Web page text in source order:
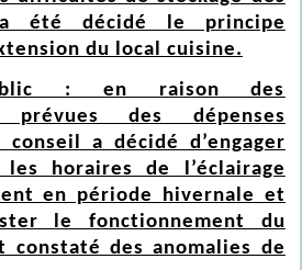
été décidé le principe
du local cuisine.
: en raison des
prévues des dépenses
a décidé d’engager
horaires de l’éclairage
en période hivernale et
le fonctionnement du
constaté des anomalies de